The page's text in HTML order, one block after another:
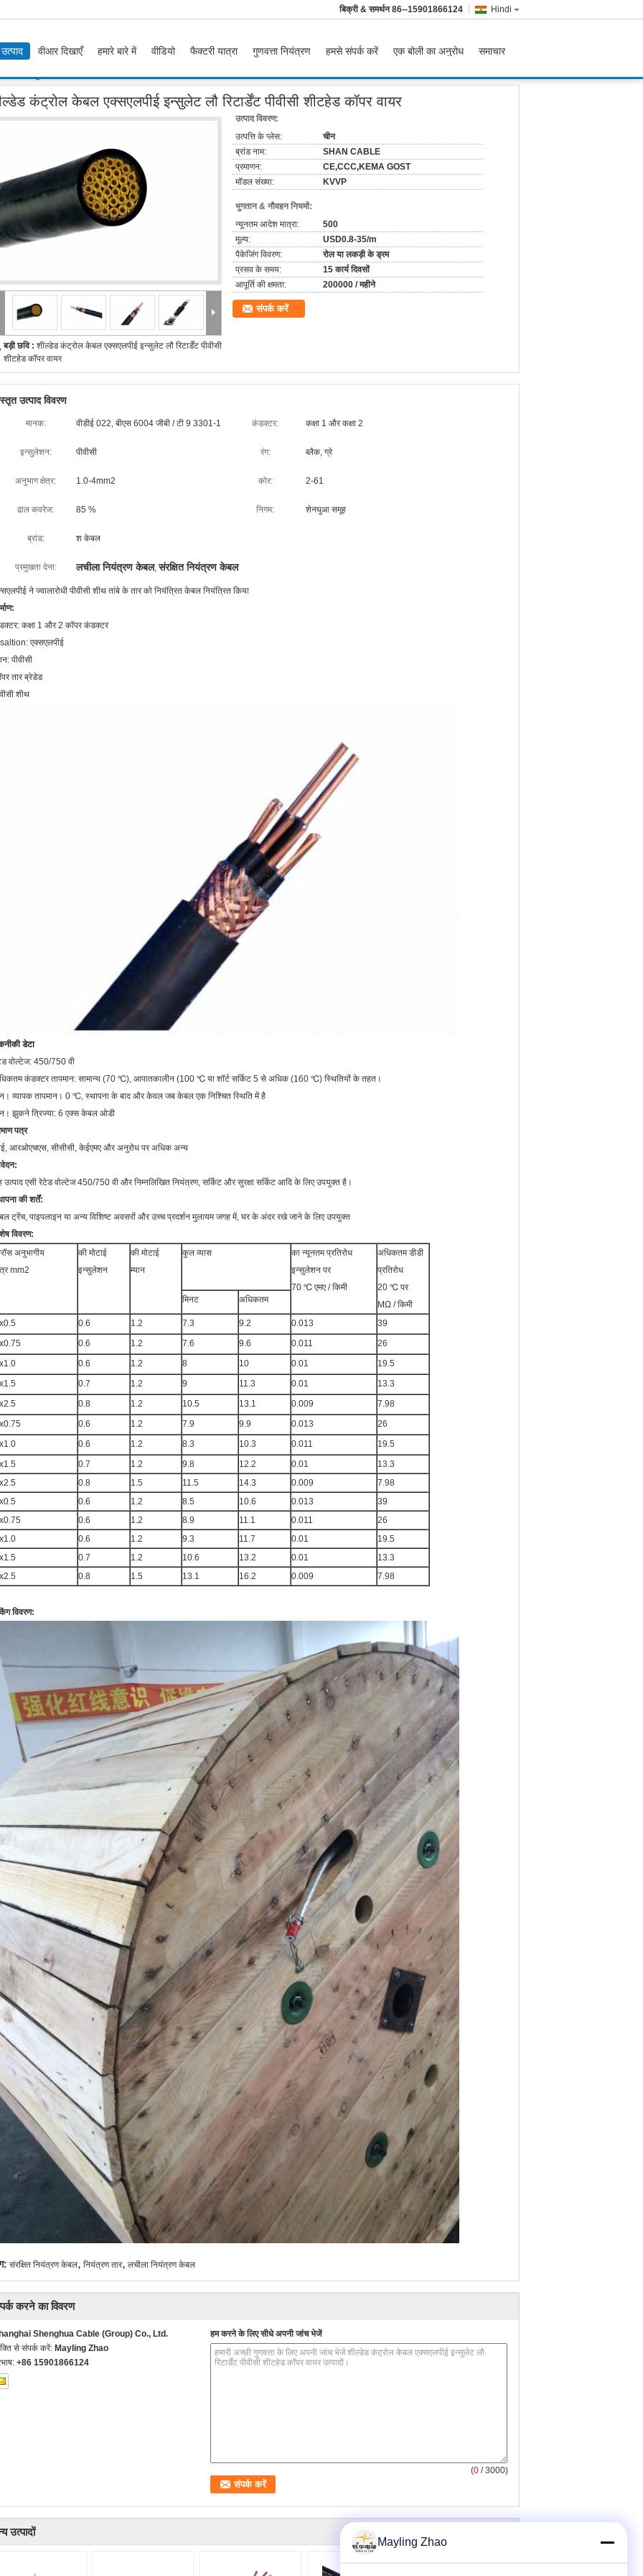
Hindi
बिक्री & समर्थन86--15901866124
उत्पाद वीआर दिखाएँ हमारे बारे में वीडियो फैक्टरी यात्रा गुणवत्ता नियंत्रण हमसे संपर्क करें एक बोली का अनुरोध समाचार
इन्सुलेट लौ रिटार्डेंट पीवीसी शीटहेड कॉपर वायर
कंट्रोल केबल एक्सएलपीई इन्सुलेट लौ रिटार्डेंट पीवीसी शीटहेड कॉपर वायर
बड़ी छवि : शील्डेड कंट्रोल केबल एक्सएलपीई इन्सुलेट लौ रिटार्डेंट पीवीसी
शीटहेड कॉपर वायर
उत्पाद विवरण:
उत्पत्ति के प्लेस:
चीन
ब्रांड नाम:
SHAN CABLE
प्रमाणन:
CE,CCC,KEMA GOST
मॉडल संख्या:
KVVP
भुगतान & नौवहन नियमों:
न्यूनतम आदेश मात्रा:
500
मूल्य:
USD0.8-35/m
पैकेजिंग विवरण:
रोल या लकड़ी के ड्रम
प्रसव के समय:
15 कार्य दिवसों
आपूर्ति की क्षमता:
200000 / महीने
संपर्क करें
उत्पाद विवरण
मानक: वीडीई 022, बीएस 6004 जीबी / टी 9 3301-1 कंडक्टर: कक्षा 1 और कक्षा 2
इन्सुलेशन: पीवीसी रंग: ब्लैक, ग्रे
अनुभाग क्षेत्र: 1.0-4mm2 कोर: 2-61
ढाल कवरेज: 85 % निगम: शेनघुआ समूह
ब्रांड: श केबल
प्रमुखता देना: लचीला नियंत्रण केबल,संरक्षित नियंत्रण केबल
ने ज्वालारोधी पीवीसी शीथ तांबे के तार को नियंत्रित केबल नियंत्रित किया
कक्षा 1 और 2 कॉपर कंडक्टर
एक्सएलपीई
पीवीसी
तार ब्रेडेड
शीथ
डेटा
वोल्टेज: 450/750 वी
कंडक्टर तापमान: सामान्य (70 ℃), आपातकालीन (100 ℃ या शॉर्ट सर्किट 5 से अधिक (160 ℃) स्थितियों के तहत।
व्यापक तापमान। 0 ℃, स्थापना के बाद और केवल जब केबल एक निश्चित स्थिति में है
झुकने त्रिज्या: 6 एक्स केबल ओडी
पत्र
आरओएचएस, सीसीसी, केईएमए और अनुरोध पर अधिक अन्य
उत्पाद एसी रेटेड वोल्टेज 450/750 वी और निम्नलिखित नियंत्रण, सर्किट और सुरक्षा सर्किट आदि के लिए उपयुक्त है।
की शर्तें:
ट्रेंच, पाइपलाइन या अन्य विशिष्ट अवसरों औरउच्च प्रदर्शन मुलायम जगह में, घर के अंदर रखे जाने के लिए उपयुक्त
विवरण:
अनुभागीय
mm2
की मोटाई
इन्सुलेशन
की मोटाई
म्यान
कुल व्यास
का न्यूनतम प्रतिरोध
इन्सुलेशन पर
70 ℃ एमए / किमी
अधिकतम डीडी
प्रतिरोध
20 ℃ पर
MΩ / किमी
मिनट अधिकतम
0.6 1.2 7.3 9.2 0.013
39
0.6 1.2 7.6 9.6 0.011
26
0.6 1.2 8 10 0.01
19.5
0.7 1.2 9 11.3 0.01
13.3
0.8 1.2 10.5 13.1 0.009
7.98
0.6 1.2 7.9 9.9 0.013
26
0.6 1.2 8.3 10.3 0.011
19.5
0.7 1.2 9.8 12.2 0.01
13.3
0.8 1.5 11.5 14.3 0.009
7.98
0.6 1.2 8.5 10.6 0.013
39
0.6 1.2 8.9 11.1 0.011
26
0.6 1.2 9.3 11.7 0.01
19.5
0.7 1.2 10.6 13.2 0.01
13.3
0.8 1.5 13.1 16.2 0.009 7.98
विवरण:
संरक्षित नियंत्रण केबल, नियंत्रण तार, लचीला नियंत्रण केबल
करने का विवरण
Shenghua Cable (Group) Co., Ltd.
से संपर्क करें: Mayling Zhao
+86 15901866124
हम करने के लिए सीधे अपनी जांच भेजें
(0 / 3000)
उत्पादों
Mayling Zhao